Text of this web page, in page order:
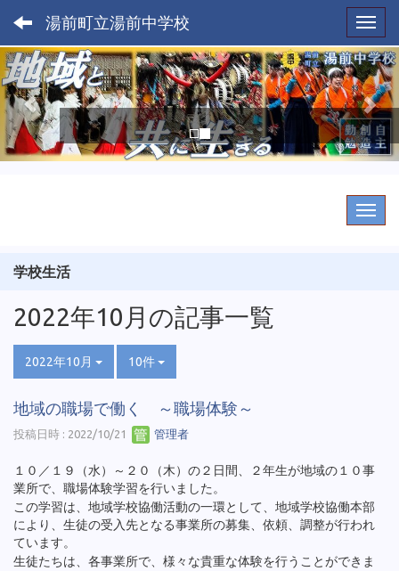
湯前町立湯前中学校
p
r
e
v
i
n
e
x
t
学校生活
2022年10月の記事一覧
2022年10月 10件
地域の職場で働く ～職場体験～
投稿日時 : 2022/10/21 管理者
１０／１９（水）～２０（木）の２日間、２年生が地域の１０事
業所で、職場体験学習を行いました。
この学習は、地域学校協働活動の一環として、地域学校協働本部
により、生徒の受入先となる事業所の募集、依頼、調整が行われ
ています。
生徒たちは、各事業所で、様々な貴重な体験を行うことができま